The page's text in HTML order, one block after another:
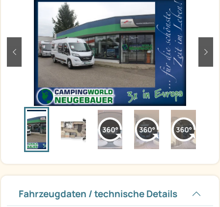
zurück
Fahrzeugdaten / technische Details